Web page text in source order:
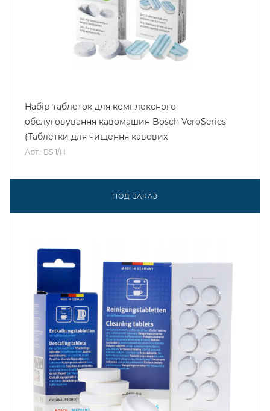
Набір таблеток для комплексного
обслуговування кавомашин Bosch VeroSeries
(Таблетки для чищення кавових
Арт.: BS 1/H
ПОД ЗАКАЗ